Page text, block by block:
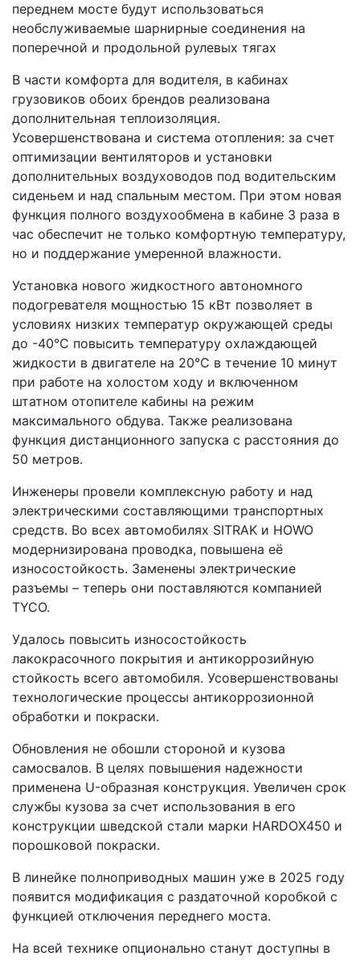
переднем мосте будут использоваться
необслуживаемые шарнирные соединения на
поперечной и продольной рулевых тягах
В части комфорта для водителя, в кабинах
грузовиков обоих брендов реализована
дополнительная теплоизоляция.
Усовершенствована и система отопления: за счет
оптимизации вентиляторов и установки
дополнительных воздуховодов под водительским
сиденьем и над спальным местом. При этом новая
функция полного воздухообмена в кабине 3 раза в
час обеспечит не только комфортную температуру,
но и поддержание умеренной влажности.
Установка нового жидкостного автономного
подогревателя мощностью 15 кВт позволяет в
условиях низких температур окружающей среды
до -40°C повысить температуру охлаждающей
жидкости в двигателе на 20°C в течение 10 минут
при работе на холостом ходу и включенном
штатном отопителе кабины на режим
максимального обдува. Также реализована
функция дистанционного запуска с расстояния до
50 метров.
Инженеры провели комплексную работу и над
электрическими составляющими транспортных
средств. Во всех автомобилях SITRAK и HOWO
модернизирована проводка, повышена её
износостойкость. Заменены электрические
разъемы – теперь они поставляются компанией
TYCO.
Удалось повысить износостойкость
лакокрасочного покрытия и антикоррозийную
стойкость всего автомобиля. Усовершенствованы
технологические процессы антикоррозионной
обработки и покраски.
Обновления не обошли стороной и кузова
самосвалов. В целях повышения надежности
применена U-образная конструкция. Увеличен срок
службы кузова за счет использования в его
конструкции шведской стали марки HARDOX450 и
порошковой покраски.
В линейке полноприводных машин уже в 2025 году
появится модификация с раздаточной коробкой с
функцией отключения переднего моста.
На всей технике опционально станут доступны в